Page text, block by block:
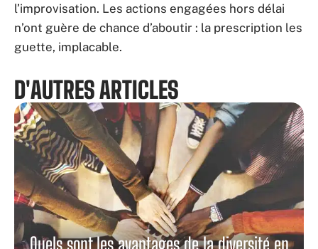
l’improvisation. Les actions engagées hors délai
n’ont guère de chance d’aboutir : la prescription les
guette, implacable.
D'AUTRES ARTICLES
Quels sont les avantages de la diversité en